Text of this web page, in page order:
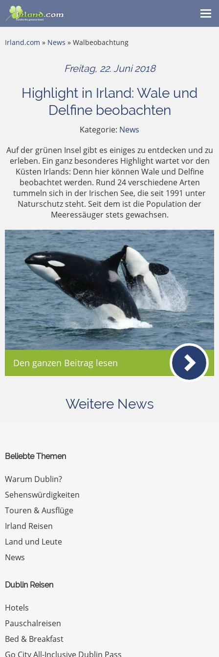
Irland.com » News » Walbeobachtung
Freitag, 22. Juni 2018
Highlight in Irland: Wale und
Delfine beobachten
Kategorie: News
Auf der grünen Insel gibt es einiges zu entdecken und zu
erleben. Ein ganz besonderes Highlight wartet vor den
Küsten Irlands: Denn hier können Wale und Delfine
beobachtet werden. Rund 24 verschiedene Arten
tummeln sich in der Irischen See, die seit 1991 unter
Naturschutz steht. Seit dem ist die Population der
Meeressäuger stets gewachsen.
Den ganzen Beitrag lesen
Weitere News
Beliebte Themen
Warum Dublin?
Sehenswürdigkeiten
Touren & Ausflüge
Irland Reisen
Land und Leute
News
Dublin Reisen
Hotels
Pauschalreisen
Bed & Breakfast
Go City All-Inclusive Dublin Pass